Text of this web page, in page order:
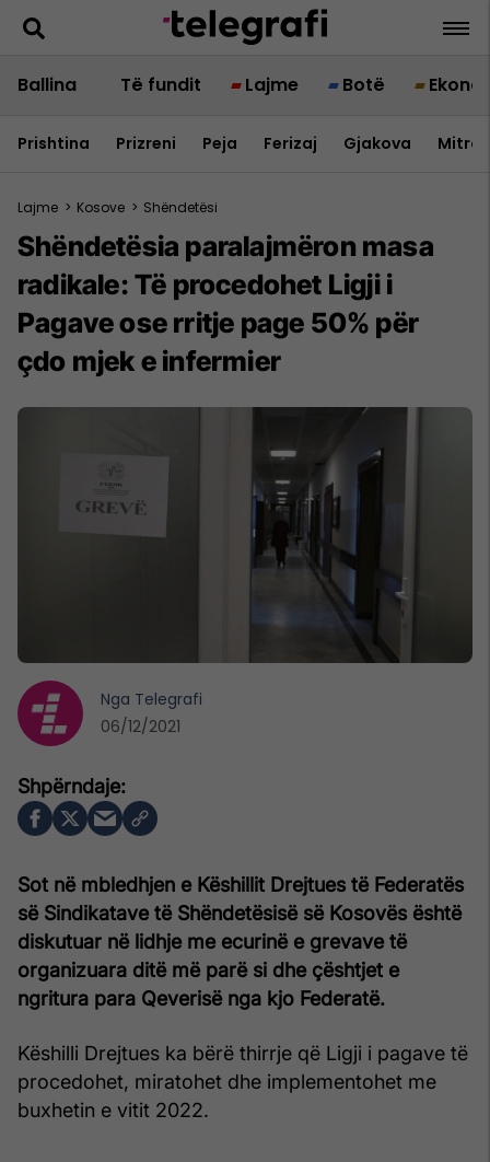
Ballina Të fundit Lajme Botë
Prishtina Prizreni Peja Ferizaj Gjakova
Lajme > Kosove > Shëndetësi
Shëndetësia paralajmëron masa
radikale: Të procedohet Ligji i
Pagave ose rritje page 50% për
çdo mjek e infermier
Sot në mbledhjen e Këshillit Drejtues të Federatës
së Sindikatave të Shëndetësisë së Kosovës është
diskutuar në lidhje me ecurinë e grevave të
organizuara ditë më parë si dhe çështjet e
ngritura para Qeverisë nga kjo Federatë.
Këshilli Drejtues ka bërë thirrje që Ligji i pagave të
procedohet, miratohet dhe implementohet me
buxhetin e vitit 2022.
Nga Telegrafi
06/12/2021